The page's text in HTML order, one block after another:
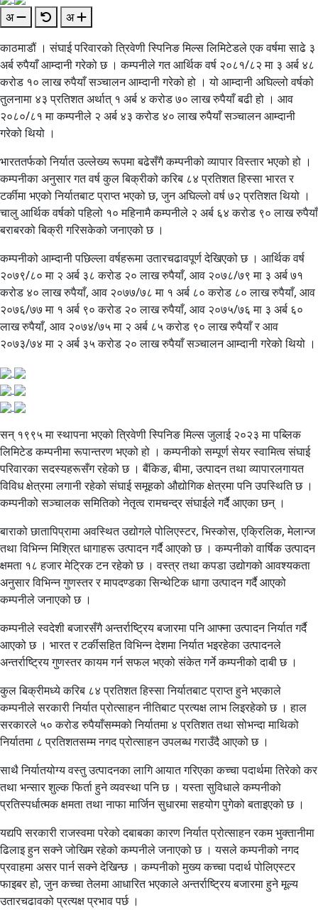
अ
अ
काठमाडौं । संघाई परिवारको त्रिवेणी स्पिनिङ मिल्स लिमिटेडले एक वर्षमा साढे ३
अर्ब रुपैयाँ आम्दानी गरेको छ । कम्पनीले गत आर्थिक वर्ष २०८१/८२ मा ३ अर्ब ४८
करोड १० लाख रुपैयाँ सञ्चालन आम्दानी गरेको हो । यो आम्दानी अघिल्लो वर्षको
तुलनामा ४३ प्रतिशत अर्थात् १ अर्ब ४ करोड ७० लाख रुपैयाँ बढी हो । आव
२०८०/८१ मा कम्पनीले २ अर्ब ४३ करोड ४० लाख रुपैयाँ सञ्चालन आम्दानी
गरेको थियो ।
भारततर्फको निर्यात उल्लेख्य रूपमा बढेसँगै कम्पनीको व्यापार विस्तार भएको हो ।
कम्पनीका अनुसार गत वर्ष कुल बिक्रीको करिब ८४ प्रतिशत हिस्सा भारत र
टर्कीमा भएको निर्यातबाट प्राप्त भएको छ, जुन अघिल्लो वर्ष ७२ प्रतिशत थियो ।
चालु आर्थिक वर्षको पहिलो १० महिनामै कम्पनीले २ अर्ब ६४ करोड ९० लाख रुपैयाँ
बराबरको बिक्री गरिसकेको जनाएको छ ।
कम्पनीको आम्दानी पछिल्ला वर्षहरूमा उतारचढावपूर्ण देखिएको छ । आर्थिक वर्ष
२०७९/८० मा २ अर्ब ३८ करोड २० लाख रुपैयाँ, आव २०७८/७९ मा ३ अर्ब ७१
करोड ४० लाख रुपैयाँ, आव २०७७/७८ मा १ अर्ब ८० करोड ८० लाख रुपैयाँ, आव
२०७६/७७ मा १ अर्ब ९० करोड २० लाख रुपैयाँ, आव २०७५/७६ मा ३ अर्ब ६०
लाख रुपैयाँ, आव २०७४/७५ मा २ अर्ब ८५ करोड ९० लाख रुपैयाँ र आव
२०७३/७४ मा २ अर्ब ३५ करोड २० लाख रुपैयाँ सञ्चालन आम्दानी गरेको थियो ।
सन् १९९५ मा स्थापना भएको त्रिवेणी स्पिनिङ मिल्स जुलाई २०२३ मा पब्लिक
लिमिटेड कम्पनीमा रूपान्तरण भएको हो । कम्पनीको सम्पूर्ण सेयर स्वामित्व संघाई
परिवारका सदस्यहरूसँग रहेको छ । बैंकिङ, बीमा, उत्पादन तथा व्यापारलगायत
विविध क्षेत्रमा लगानी रहेको संघाई समूहको औद्योगिक क्षेत्रमा पनि उपस्थिति छ ।
कम्पनीको सञ्चालक समितिको नेतृत्व रामचन्द्र संघाईले गर्दै आएका छन् ।
बाराको छातापिप्रामा अवस्थित उद्योगले पोलिएस्टर, भिस्कोस, एक्रिलिक, मेलान्ज
तथा विभिन्न मिश्रित धागाहरू उत्पादन गर्दै आएको छ । कम्पनीको वार्षिक उत्पादन
क्षमता १८ हजार मेट्रिक टन रहेको छ । वस्त्र तथा कपडा उद्योगको आवश्यकता
अनुसार विभिन्न गुणस्तर र मापदण्डका सिन्थेटिक धागा उत्पादन गर्दै आएको
कम्पनीले जनाएको छ ।
कम्पनीले स्वदेशी बजारसँगै अन्तर्राष्ट्रिय बजारमा पनि आफ्ना उत्पादन निर्यात गर्दै
आएको छ । भारत र टर्कीसहित विभिन्न देशमा निर्यात भइरहेका उत्पादनले
अन्तर्राष्ट्रिय गुणस्तर कायम गर्न सफल भएको संकेत गर्ने कम्पनीको दाबी छ ।
कुल बिक्रीमध्ये करिब ८४ प्रतिशत हिस्सा निर्यातबाट प्राप्त हुने भएकाले
कम्पनीले सरकारी निर्यात प्रोत्साहन नीतिबाट प्रत्यक्ष लाभ लिइरहेको छ । हाल
सरकारले ५० करोड रुपैयाँसम्मको निर्यातमा ४ प्रतिशत तथा सोभन्दा माथिको
निर्यातमा ८ प्रतिशतसम्म नगद प्रोत्साहन उपलब्ध गराउँदै आएको छ ।
साथै निर्यातयोग्य वस्तु उत्पादनका लागि आयात गरिएका कच्चा पदार्थमा तिरेको कर
तथा भन्सार शुल्क फिर्ता हुने व्यवस्था पनि छ । यस्ता सुविधाले कम्पनीको
प्रतिस्पर्धात्मक क्षमता तथा नाफा मार्जिन सुधारमा सहयोग पुगेको बताइएको छ ।
यद्यपि सरकारी राजस्वमा परेको दबाबका कारण निर्यात प्रोत्साहन रकम भुक्तानीमा
ढिलाइ हुन सक्ने जोखिम रहेको कम्पनीले जनाएको छ । यसले कम्पनीको नगद
प्रवाहमा असर पार्न सक्ने देखिन्छ । कम्पनीको मुख्य कच्चा पदार्थ पोलिएस्टर
फाइबर हो, जुन कच्चा तेलमा आधारित भएकाले अन्तर्राष्ट्रिय बजारमा हुने मूल्य
उतारचढावको प्रत्यक्ष प्रभाव पर्छ ।